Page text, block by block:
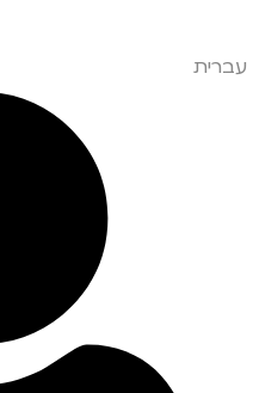
עברית